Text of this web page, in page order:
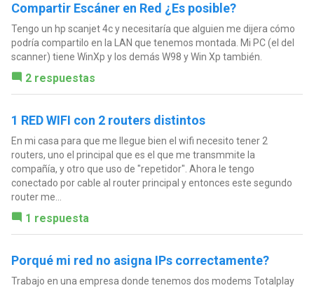
Compartir Escáner en Red ¿Es posible?
Tengo un hp scanjet 4c y necesitaría que alguien me dijera cómo
podría compartilo en la LAN que tenemos montada. Mi PC (el del
scanner) tiene WinXp y los demás W98 y Win Xp también.
2 respuestas
1 RED WIFI con 2 routers distintos
En mi casa para que me llegue bien el wifi necesito tener 2
routers, uno el principal que es el que me transmmite la
compañía, y otro que uso de "repetidor". Ahora le tengo
conectado por cable al router principal y entonces este segundo
router me...
1 respuesta
Porqué mi red no asigna IPs correctamente?
Trabajo en una empresa donde tenemos dos modems Totalplay